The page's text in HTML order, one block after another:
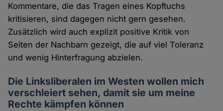
Kommentare, die das Tragen eines Kopftuchs
kritisieren, sind dagegen nicht gern gesehen.
Zusätzlich wird auch explizit positive Kritik von
Seiten der Nachbarn gezeigt, die auf viel Toleranz
und wenig Hinterfragung abzielen.
Die Linksliberalen im Westen wollen mich
verschleiert sehen, damit sie um meine
Rechte kämpfen können